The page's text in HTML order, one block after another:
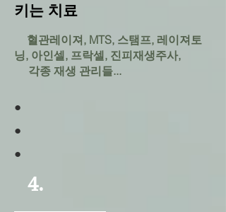
키는 치료
혈관레이져, MTS, 스탬프, 레이져토
닝, 아인셀, 프락셀, 진피재생주사,
각종 재생 관리들...
​●
​●
​●
4.